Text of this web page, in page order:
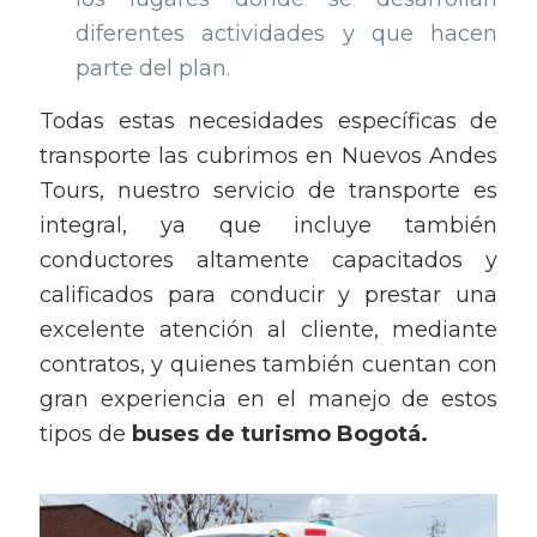
diferentes actividades y que hacen
parte del plan.
Todas estas necesidades específicas de
transporte las cubrimos en Nuevos Andes
Tours, nuestro servicio de transporte es
integral, ya que incluye también
conductores altamente capacitados y
calificados para conducir y prestar una
excelente atención al cliente, mediante
contratos, y quienes también cuentan con
gran experiencia en el manejo de estos
tipos de buses de turismo Bogotá.